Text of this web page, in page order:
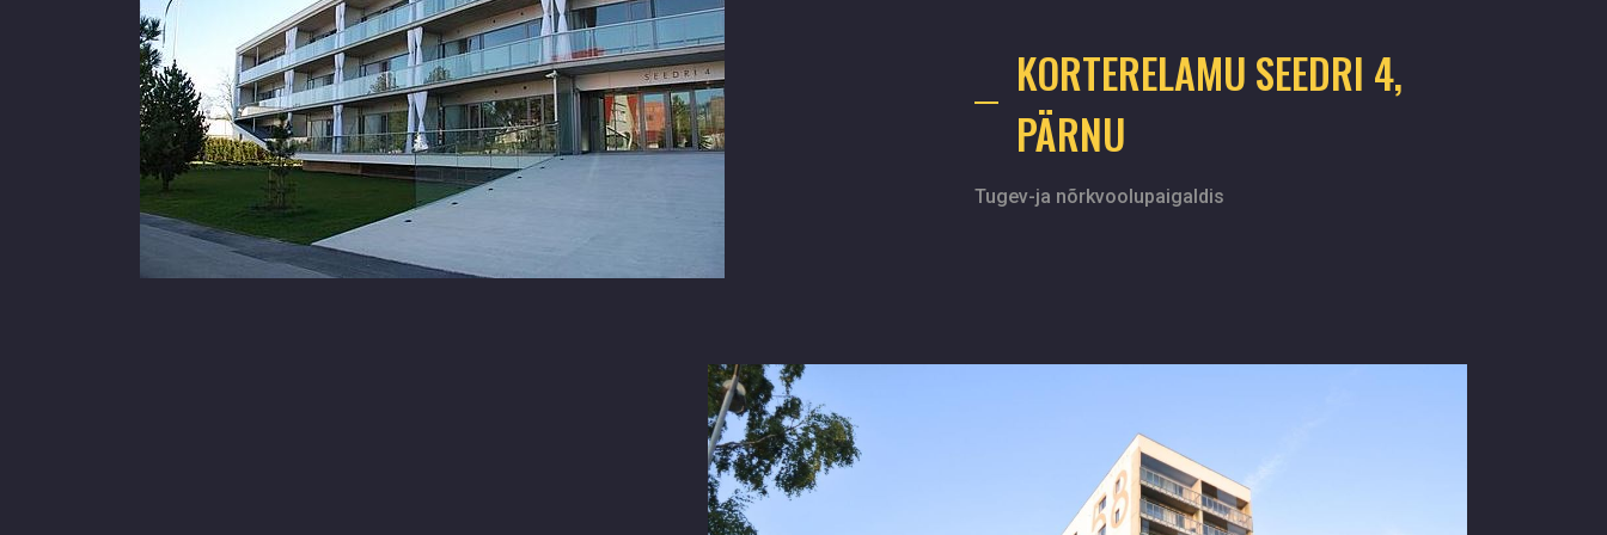
KORTERELAMU SEEDRI 4,
PÄRNU
Tugev-ja nõrkvoolupaigaldis